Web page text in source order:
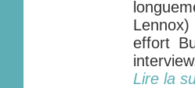
effort
Lire la